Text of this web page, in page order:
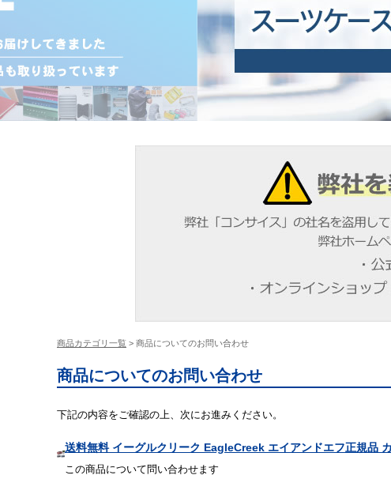
商品カテゴリ一覧 > 商品についてのお問い合わせ
商品についてのお問い合わせ
下記の内容をご確認の上、次にお進みください。
送料無料 イーグルクリーク EagleCreek エイアンドエフ正規品
この商品について問い合わせます